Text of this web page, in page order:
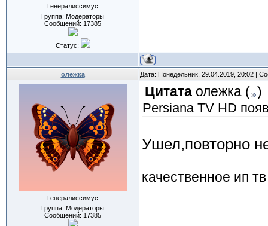
Генералиссимус
Группа: Модераторы
Сообщений: 17385
Статус:
олежка Дата: Понедельник, 29.04.2019, 20:02 |
Генералиссимус
Группа: Модераторы
Сообщений: 17385
Цитата олежка ( )
Persiana TV HD
Ушел,повторно
качественное ип